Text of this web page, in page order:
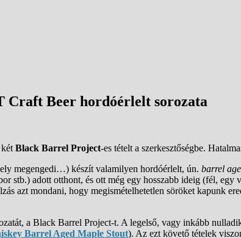
Craft Beer hordóérlelt sorozata
Black Barrel Project-es tételt a szerkesztőségbe.
megengedi…) készít valamilyen hordóérlelt, ún. barrel
stb.) adott otthont, és ott még egy hosszabb ideig (fél,
azt mondani, hogy megismételhetetlen söröket kapunk
a Black Barrel Project-t. A legelső, vagy inkább
Barrel Aged Maple Stout). Az ezt követő tételek